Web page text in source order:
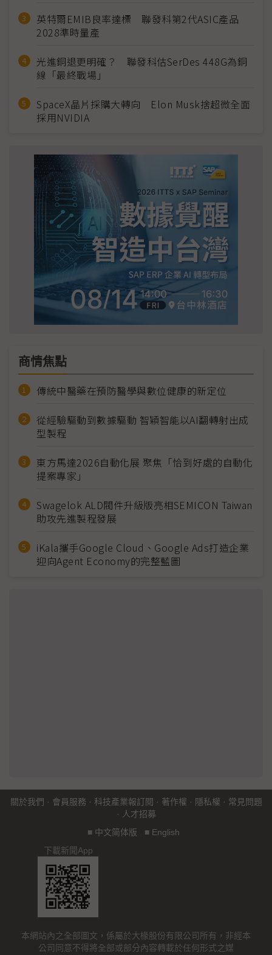
英特爾EMIB良率達標 聯發科第2代ASIC產品
2028準時量產
光進銅退更明確？ 聯發科估SerDes 448G為銅
線「最終戰場」
SpaceX晶片採購大轉向 Elon Musk捨超微全面
採用NVIDIA
商情焦點
傳統中醫藥在預防醫學與數位健康的新定位
從經驗驅動到數據驅動 智穎智能以AI翻轉射出成
型製程
東方馬達2026自動化展 聚焦「恰到好處的自動化
提案專家」
Swagelok ALD閥件升級版亮相SEMICON Taiwan
助攻先進製程發展
iKala攜手Google Cloud、Google Ads打造企業
迎向Agent Economy的完整藍圖
關於我們 · 會員服務 · 科技產業報訂閱 · 著作權 · 隱私權 · 常見問題
· 人才招募
■ 中文简体版 ■ English
下載新聞App
本網站內之全部圖文，係屬於大椽股份有限公司所有，非經本
公司同意不得將全部或部分內容轉載於任何形式之媒